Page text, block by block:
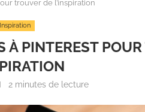
trouver de l’inspiration
Inspiration
À PINTEREST
2 minutes de lecture